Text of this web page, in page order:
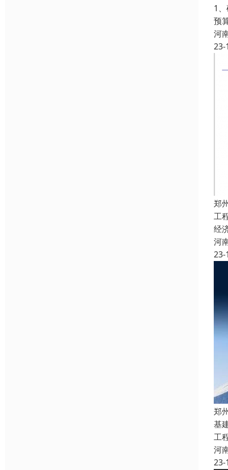
1
预
河
23-
郑
工
经
河
23-
郑
基
工
河
23-